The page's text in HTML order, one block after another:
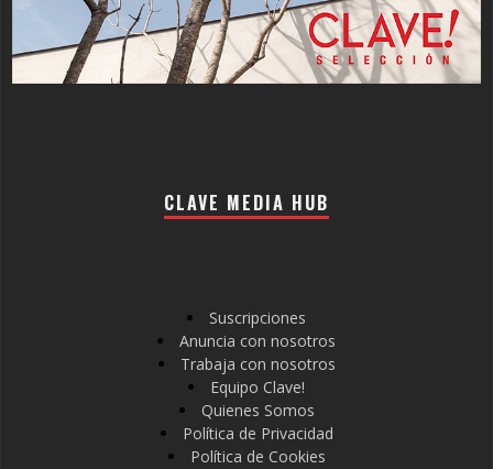
CLAVE MEDIA HUB
Suscripciones
Anuncia con nosotros
Trabaja con nosotros
Equipo Clave!
Quienes Somos
Política de Privacidad
Política de Cookies